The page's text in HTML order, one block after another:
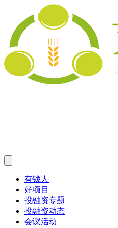
有钱人
好项目
投融资专题
投融资动态
会议活动